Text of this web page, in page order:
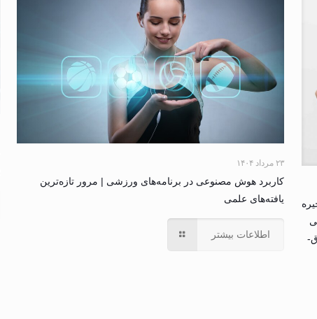
۲۳ مرداد ۱۴۰۴
کاربرد هوش مصنوعی در برنامه‌های ورزشی | مرور تازه‌ترین
یافته‌های علمی
اطلاعات بیشتر